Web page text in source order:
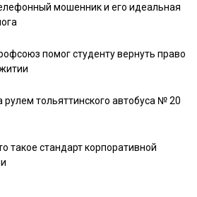
мошенник и его идеальная
помог студенту вернуть право
рулем тольяттинского автобуса № 20
такое стандарт корпоративной